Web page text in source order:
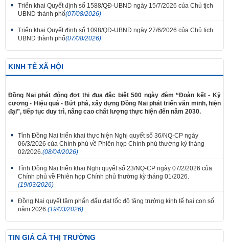
Triển khai Quyết định số 1588/QĐ-UBND ngày 15/7/2026 của Chủ tịch
UBND thành phố(07/08/2026)
Triển khai Quyết định số 1098/QĐ-UBND ngày 27/6/2026 của Chủ tịch
UBND thành phố(07/08/2026)
KINH TẾ XÃ HỘI
Đồng Nai phát động đợt thi đua đặc biệt 500 ngày đêm “Đoàn kết - Kỷ
cương - Hiệu quả - Bứt phá, xây dựng Đồng Nai phát triển văn minh, hiện
đại”, tiếp tục duy trì, nâng cao chất lượng thực hiện đến năm 2030.
Tỉnh Đồng Nai triển khai thực hiện Nghị quyết số 36/NQ-CP ngày
06/3/2026 của Chính phủ về Phiên họp Chính phủ thường kỳ tháng
02/2026. (08/04/2026)
Tỉnh Đồng Nai triển khai Nghị quyết số 23/NQ-CP ngày 07/2/2026 của
Chính phủ về Phiên họp Chính phủ thường kỳ tháng 01/2026.
(19/03/2026)
Đồng Nai quyết tâm phấn đấu đạt tốc độ tăng trưởng kinh tế hai con số
năm 2026. (19/03/2026)
TIN GIÁ CẢ THỊ TRƯỜNG